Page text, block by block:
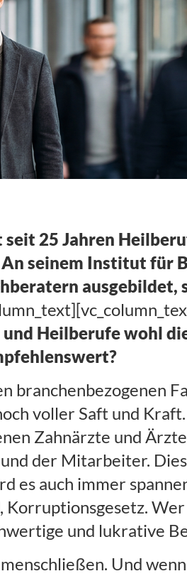
25 Jahren
seinem Institut für
ausgebildet,
Heilberufe wohl
branchenbezogenen
voller Saft und
Zahnärzte und
der Mitarbeiter.
es auch immer
Korruptionsgesetz.
und lukrative
Und